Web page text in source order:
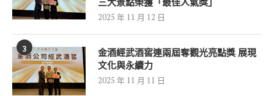
三大景點榮獲「最佳人氣獎」
2025 年 11 月 12 日
3
金酒經武酒窖連兩屆奪觀光亮點獎 展現
文化與永續力
2025 年 11 月 11 日